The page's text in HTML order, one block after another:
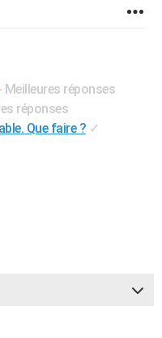
Meilleures réponses
réponses
Que faire ? ✓